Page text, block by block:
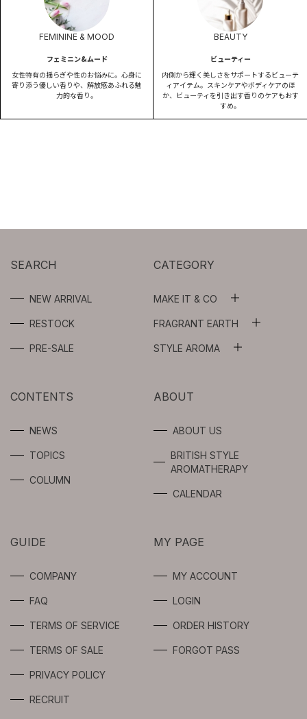
FEMININE & MOOD
フェミニン&ムード
女性特有の揺らぎや性のお悩みに。心身に
寄り添う優しい香りや、解放感あふれる魅
力的な香り。
BEAUTY
ビューティー
内側から輝く美しさをサポートするビューテ
ィアイテム。スキンケアやボディケアのほ
か、ビューティを引き出す香りのケアもおす
すめ。
SEARCH
NEW ARRIVAL
RESTOCK
PRE-SALE
CATEGORY
MAKE IT & CO
WASH OIL
SERUM
GEL / CREAM
SPOTS CARE
FRAGRANT EARTH
SYNERGIES
FOR
USERS
STYLE AROMA
AROMA SPRAY
AROMA OIL
FRAGRANCE
CONTENTS
NEWS
TOPICS
COLUMN
ABOUT
ABOUT US
BRITISH STYLE
AROMATHERAPY
CALENDAR
GUIDE
COMPANY
FAQ
TERMS OF SERVICE
TERMS OF SALE
PRIVACY POLICY
RECRUIT
MY PAGE
MY ACCOUNT
LOGIN
ORDER HISTORY
FORGOT PASS